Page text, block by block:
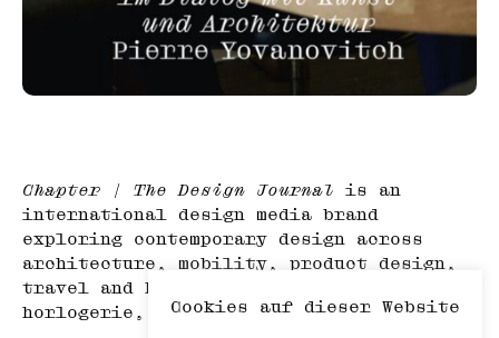
Chapter | The Design Journal is an
international design media brand
exploring contemporary design across
architecture, mobility, product design,
travel and hospitality, haute
horlogerie, and art.Cookies auf dieser Website